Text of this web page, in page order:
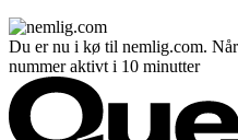
Du er nu i kø til nemlig.com.
nummer aktivt i 10 minutter